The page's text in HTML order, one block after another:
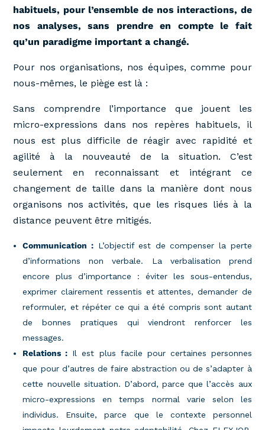
habituels, pour l’ensemble de nos interactions, de
nos analyses, sans prendre en compte le fait
qu’un paradigme important a changé.
Pour nos organisations, nos équipes, comme pour
nous-mêmes, le piège est là :
Sans comprendre l’importance que jouent les
micro-expressions dans nos repères habituels, il
nous est plus difficile de réagir avec rapidité et
agilité à la nouveauté de la situation. C’est
seulement en reconnaissant et intégrant ce
changement de taille dans la manière dont nous
organisons nos activités, que les risques liés à la
distance peuvent être mitigés.
Communication : L’objectif est de compenser la perte
d’informations non verbale. La verbalisation prend
encore plus d’importance : éviter les sous-entendus,
exprimer clairement ressentis et attentes, demander de
reformuler, et répéter ce qui a été compris sont autant
de bonnes pratiques qui viendront renforcer les
messages.
Relations : Il est plus facile pour certaines personnes
que pour d’autres de faire abstraction ou de s’adapter à
cette nouvelle situation. D’abord, parce que l’accès aux
micro-expressions en temps normal varie selon les
individus. Ensuite, parce que le contexte personnel